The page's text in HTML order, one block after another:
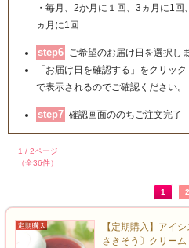
・毎月、2か月に１回、3ヵ月に1
ヵ月に1回
step6 ご希望のお届け日を選択しま
「お届け日を確認する」をクリッ
で表示されるのでご確認ください。
step7 確認画面ののちご注文完了
1 / 2ページ
（全36件）
1 2
【定期購入】アイ
さきそう〕クリーム